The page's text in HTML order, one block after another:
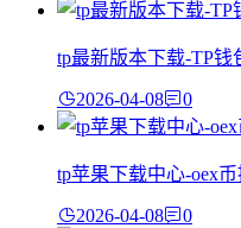
tp最新版本下载-TP
2026-04-08 0
tp苹果下载中心-oex
2026-04-08 0